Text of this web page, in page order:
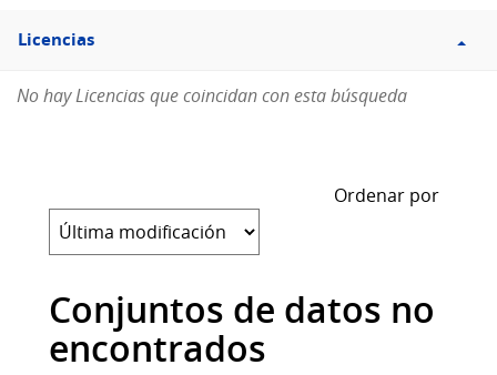
Filtro
Licencias
Licencias
No hay Licencias que coincidan con esta búsqueda
Ordenar por
Conjuntos de datos no
encontrados